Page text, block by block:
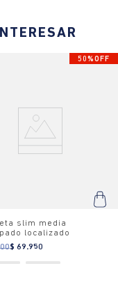
50%OFF
slim media
localizado
$ 69.950